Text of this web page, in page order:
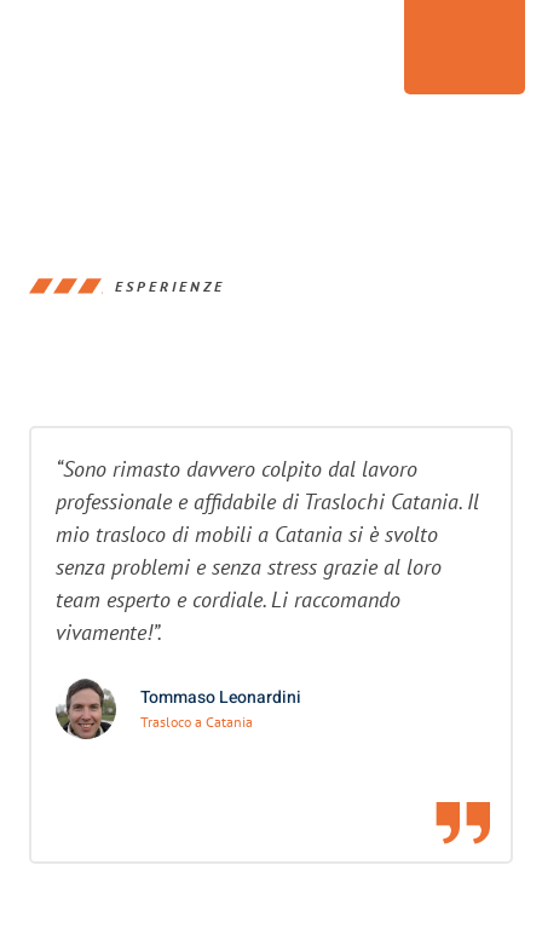
ESPERIENZE
“Sono rimasto davvero colpito dal lavoro
professionale e affidabile di Traslochi Catania. Il
mio trasloco di mobili a Catania si è svolto
senza problemi e senza stress grazie al loro
team esperto e cordiale. Li raccomando
vivamente!”.
Tommaso Leonardini
Trasloco a Catania